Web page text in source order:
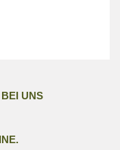
UNS